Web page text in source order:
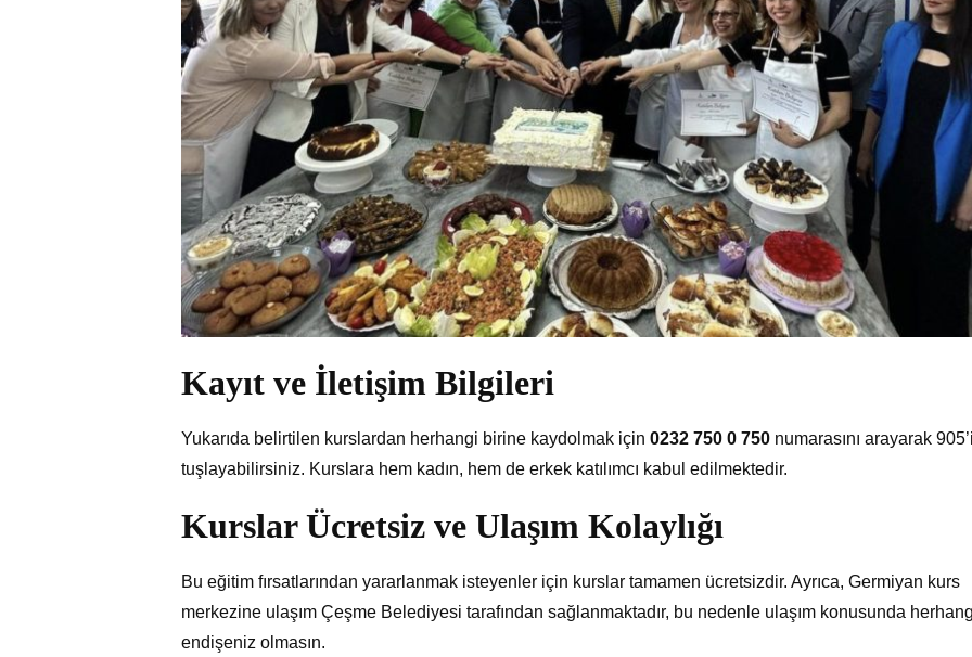
Kayıt ve İletişim Bilgileri
Yukarıda belirtilen kurslardan herhangi birine kaydolmak için 0232 750 0 750 numarasını arayarak
tuşlayabilirsiniz. Kurslara hem kadın, hem de erkek katılımcı kabul edilmektedir.
Kurslar Ücretsiz ve Ulaşım Kolaylığı
Bu eğitim fırsatlarından yararlanmak isteyenler için kurslar tamamen ücretsizdir. Ayrıca, Germiyan kurs
merkezine ulaşım Çeşme Belediyesi tarafından sağlanmaktadır, bu nedenle ulaşım konusunda
endişeniz olmasın.